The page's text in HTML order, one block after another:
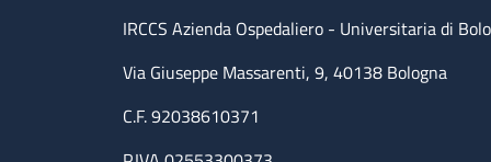
IRCCS Azienda Ospedaliero - Universitaria di
Via Giuseppe Massarenti, 9, 40138 Bologna
C.F. 92038610371